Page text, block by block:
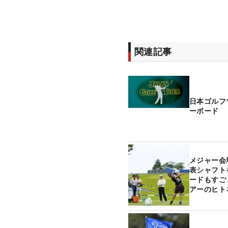
関連記事
日本ゴル
ーボード
メジャー
表シャフト
ードもす
アーのヒ